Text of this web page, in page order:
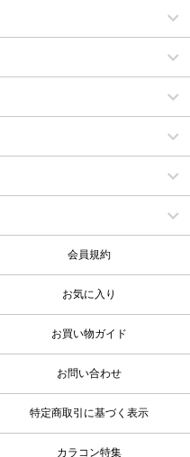
会員規約
お気に入り
お買い物ガイド
お問い合わせ
特定商取引に基づく表示
カラコン特集